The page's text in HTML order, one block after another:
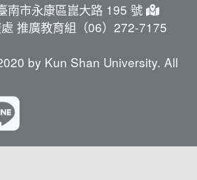
南市永康區崑大路 195 號
推廣教育組（06）272-7175
by Kun Shan University. All